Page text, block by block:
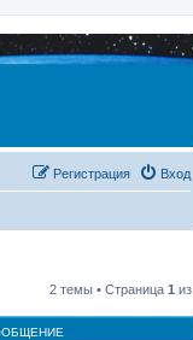
Вход
Регистрация
2 темы • Страница 1 из